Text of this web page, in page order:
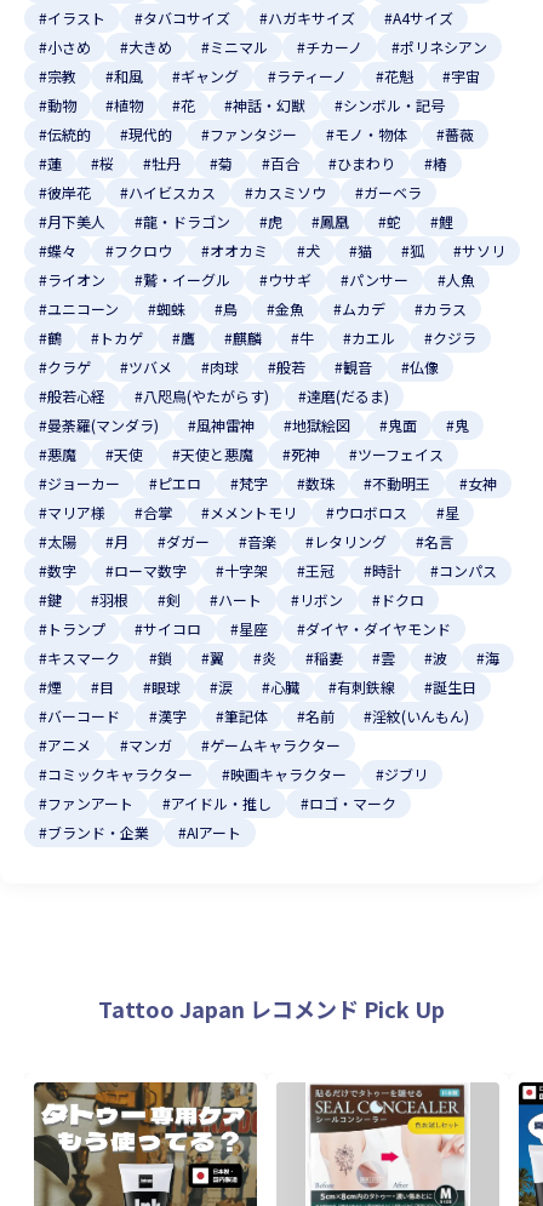
#イラスト
#タバコサイズ #ハガキサイズ
#A4サイズ
#小さめ
#大きめ #ミニマル #チカーノ
#ポリネシアン
#宗教
#和風 #ギャング #ラティーノ #花魁
#宇宙
#動物
#植物 #花 #神話・幻獣
#シンボル・記号
#伝統的
#現代的 #ファンタジー #モノ・物体
#薔薇
#蓮
#桜 #牡丹 #菊 #百合 #ひまわり
#椿
#彼岸花
#ハイビスカス #カスミソウ
#ガーベラ
#月下美人
#龍・ドラゴン #虎 #鳳凰 #蛇
#鯉
#蝶々
#フクロウ #オオカミ #犬 #猫 #狐
#サソリ
#ライオン
#鷲・イーグル #ウサギ #パンサー
#人魚
#ユニコーン
#蜘蛛 #鳥 #金魚 #ムカデ
#カラス
#鶴
#トカゲ #鷹 #麒麟 #牛 #カエル
#クジラ
#クラゲ
#ツバメ #肉球 #般若 #観音
#仏像
#般若心経
#八咫烏(やたがらす)
#達磨(だるま)
#曼荼羅(マンダラ)
#風神雷神 #地獄絵図 #鬼面
#鬼
#悪魔
#天使 #天使と悪魔 #死神
#ツーフェイス
#ジョーカー
#ピエロ #梵字 #数珠 #不動明王
#女神
#マリア様
#合掌 #メメントモリ #ウロボロス
#星
#太陽
#月 #ダガー #音楽 #レタリング
#名言
#数字
#ローマ数字 #十字架 #王冠 #時計
#コンパス
#鍵
#羽根 #剣 #ハート #リボン
#ドクロ
#トランプ
#サイコロ #星座
#ダイヤ・ダイヤモンド
#キスマーク
#鎖 #翼 #炎 #稲妻 #雲 #波
#海
#煙
#目 #眼球 #涙 #心臓 #有刺鉄線
#誕生日
#バーコード
#漢字 #筆記体 #名前
#淫紋(いんもん)
#アニメ
#マンガ
#ゲームキャラクター
#コミックキャラクター
#映画キャラクター
#ジブリ
#ファンアート
#アイドル・推し
#ロゴ・マーク
#ブランド・企業
#AIアート
Tattoo Japan レコメンド Pick Up